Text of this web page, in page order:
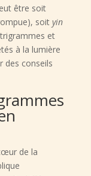
être soit
soit yin
et
à la lumière
des conseils
de la